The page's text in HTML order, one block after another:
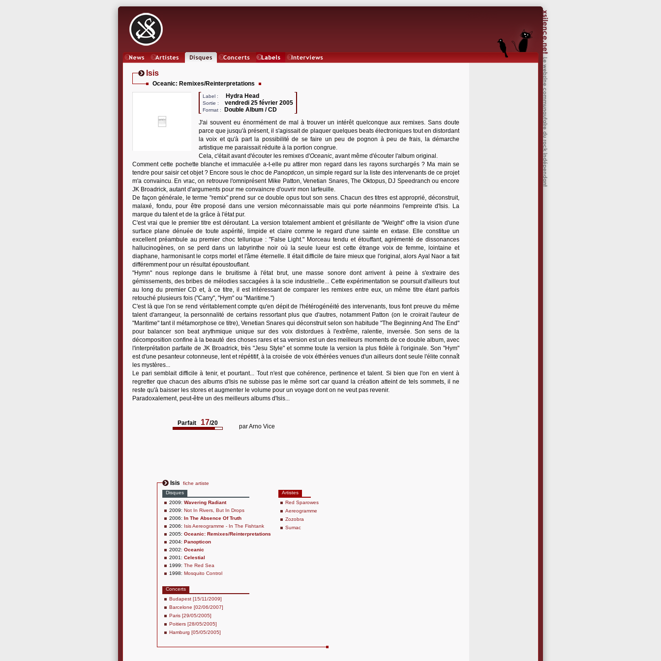
Isis
Oceanic: Remixes/Reinterpretations
Label : Hydra Head
Sortie : vendredi 25 février 2005
Format :
Double Album / CD
J'ai souvent eu énormément de mal à trouver un intérêt quelconque aux remixes. Sans doute
parce que jusqu'à présent, il s'agissait de plaquer quelques beats électroniques tout en distordant
la voix et qu'à part la possibilité de se faire un peu de pognon à peu de frais, la démarche
artistique me paraissait réduite à la portion congrue.
Cela, c'était avant d'écouter les remixes d'Oceanic, avant même d'écouter l'album original.
Comment cette pochette blanche et immaculée a-t-elle pu attirer mon regard dans les rayons surchargés ? Ma main se
tendre pour saisir cet objet ? Encore sous le choc de Panopticon, un simple regard sur la liste des intervenants de ce projet
m'a convaincu. En vrac, on retrouve l'omniprésent Mike Patton, Venetian Snares, The Oktopus, DJ Speedranch ou encore
JK Broadrick, autant d'arguments pour me convaincre d'ouvrir mon larfeuille.
De façon générale, le terme "remix" prend sur ce double opus tout son sens. Chacun des titres est approprié, déconstruit,
malaxé, fondu, pour être proposé dans une version méconnaissable mais qui porte néanmoins l'empreinte d'Isis. La
marque du talent et de la grâce à l'état pur.
C'est vrai que le premier titre est déroutant. La version totalement ambient et grésillante de "Weight" offre la vision d'une
surface plane dénuée de toute aspérité, limpide et claire comme le regard d'une sainte en extase. Elle constitue un
excellent préambule au premier choc tellurique : "False Light." Morceau tendu et étouffant, agrémenté de dissonances
hallucinogènes, on se perd dans un labyrinthe noir où la seule lueur est cette étrange voix de femme, lointaine et
diaphane, harmonisant le corps mortel et l'âme éternelle. Il était difficile de faire mieux que l'original, alors Ayal Naor a fait
différemment pour un résultat époustouflant.
"Hymn" nous replonge dans le bruitisme à l'état brut, une masse sonore dont arrivent à peine à s'extraire des
gémissements, des bribes de mélodies saccagées à la scie industrielle... Cette expérimentation se poursuit d'ailleurs tout
au long du premier CD et, à ce titre, il est intéressant de comparer les remixes entre eux, un même titre étant parfois
retouché plusieurs fois ("Carry", "Hym" ou "Maritime.")
C'est là que l'on se rend véritablement compte qu'en dépit de l'hétérogénéité des intervenants, tous font preuve du même
talent d'arrangeur, la personnalité de certains ressortant plus que d'autres, notamment Patton (on le croirait l'auteur de
"Maritime" tant il métamorphose ce titre), Venetian Snares qui déconstruit selon son habitude "The Beginning And The End"
pour balancer son beat arythmique unique sur des voix distordues à l'extrême, ralentie, inversée. Son sens de la
décomposition confine à la beauté des choses rares et sa version est un des meilleurs moments de ce double album, avec
l'interprétation parfaite de JK Broadrick, très "Jesu Style" et somme toute la version la plus fidèle à l'originale. Son "Hym"
est d'une pesanteur cotonneuse, lent et répétitif, à la croisée de voix éthérées venues d'un ailleurs dont seule l'élite connaît
les mystères...
Le pari semblait difficile à tenir, et pourtant... Tout n'est que cohérence, pertinence et talent. Si bien que l'on en vient à
regretter que chacun des albums d'Isis ne subisse pas le même sort car quand la création atteint de tels sommets, il ne
reste qu'à baisser les stores et augmenter le volume pour un voyage dont on ne veut pas revenir.
Paradoxalement, peut-être un des meilleurs albums d'Isis...
Parfait 17/20 parArno Vice
Isis
fiche artiste
Disques
2009: Wavering Radiant
2009: Not In Rivers, But In Drops
2006: In The Absence Of Truth
2006: Isis Aereogramme - In The Fishtank
2005: Oceanic: Remixes/Reinterpretations
2004: Panopticon
2002: Oceanic
2001: Celestial
1999: The Red Sea
1998: Mosquito Control
Concerts
Budapest [15/11/2009]
Barcelone [02/06/2007]
Paris [29/05/2005]
Poitiers [28/05/2005]
Hamburg [05/05/2005]
Artistes
Red Sparowes
Aereogramme
Zozobra
Sumac